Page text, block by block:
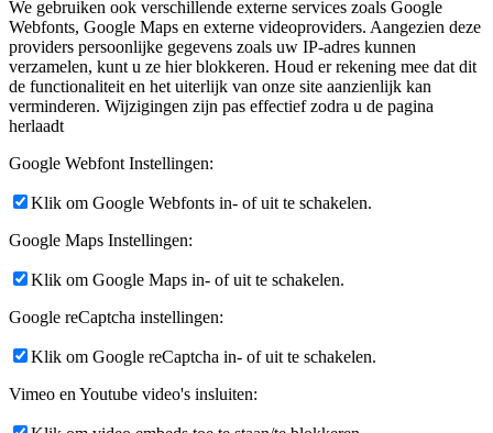
We gebruiken ook verschillende externe services zoals Google
Webfonts, Google Maps en externe videoproviders. Aangezien deze
providers persoonlijke gegevens zoals uw IP-adres kunnen
verzamelen, kunt u ze hier blokkeren. Houd er rekening mee dat dit
de functionaliteit en het uiterlijk van onze site aanzienlijk kan
verminderen. Wijzigingen zijn pas effectief zodra u de pagina
herlaadt
Google Webfont Instellingen:
Klik om Google Webfonts in- of uit te schakelen.
Google Maps Instellingen:
Klik om Google Maps in- of uit te schakelen.
Google reCaptcha instellingen:
Klik om Google reCaptcha in- of uit te schakelen.
Vimeo en Youtube video's insluiten: